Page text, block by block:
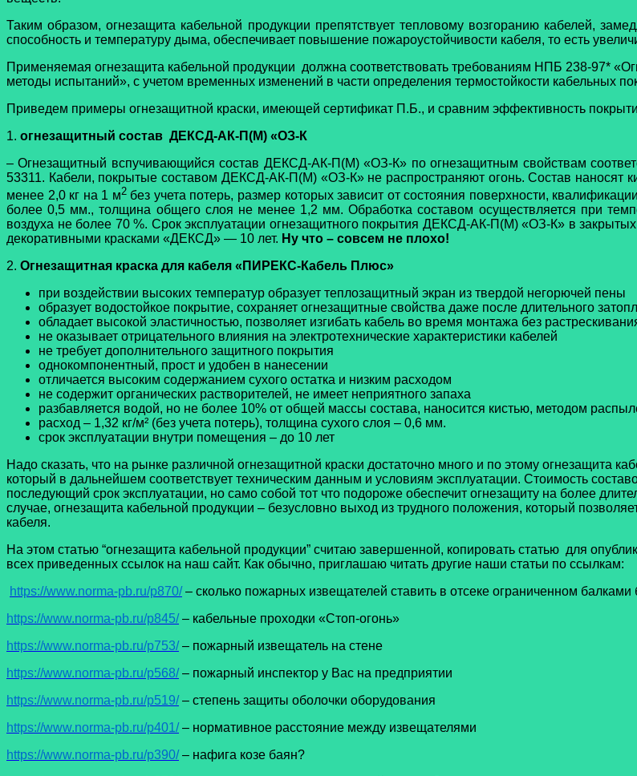
Таким образом, огнезащита кабельной продукции препятствует тепловому возгоранию кабелей,
способность и температуру дыма, обеспечивает повышение пожароустойчивости кабеля, то есть
Применяемая огнезащита кабельной продукции должна соответствовать требованиям НПБ 238-97*
методы испытаний», с учетом временных изменений в части определения термостойкости кабельных
Приведем примеры огнезащитной краски, имеющей сертификат П.Б., и сравним эффективность
1. огнезащитный состав ДЕКСД-АК-П(М) «ОЗ-К
– Огнезащитный вспучивающийся состав ДЕКСД-АК-П(М) «ОЗ-К» по огнезащитным свойствам
53311. Кабели, покрытые составом ДЕКСД-АК-П(М) «ОЗ-К» не распространяют огонь. Состав наносят
менее 2,0 кг на 1 м2без учета потерь, размер которых зависит от состояния поверхности,
более 0,5 мм., толщина общего слоя не менее 1,2 мм. Обработка составом осуществляется при
воздуха не более 70 %. Срок эксплуатации огнезащитного покрытия ДЕКСД-АК-П(М) «ОЗ-К» в
декоративными красками «ДЕКСД» — 10 лет. Ну что – совсем не плохо!
2. Огнезащитная краска для кабеля «ПИРЕКС-Кабель Плюс»
при воздействии высоких температур образует теплозащитный экран из твердой негорючей пены
образует водостойкое покрытие, сохраняет огнезащитные свойства даже после длительного
обладает высокой эластичностью, позволяет изгибать кабель во время монтажа без
не оказывает отрицательного влияния на электротехнические характеристики кабелей
не требует дополнительного защитного покрытия
однокомпонентный, прост и удобен в нанесении
отличается высоким содержанием сухого остатка и низким расходом
не содержит органических растворителей, не имеет неприятного запаха
разбавляется водой, но не более 10% от общей массы состава, наносится кистью, методом
расход – 1,32 кг/м² (без учета потерь), толщина сухого слоя – 0,6 мм.
срок эксплуатации внутри помещения – до 10 лет
Надо сказать, что на рынке различной огнезащитной краски достаточно много и по этому огнезащита
который в дальнейшем соответствует техническим данным и условиям эксплуатации. Стоимость
последующий срок эксплуатации, но само собой тот что подороже обеспечит огнезащиту на более
случае, огнезащита кабельной продукции – безусловно выход из трудного положения, который
кабеля.
На этом статью “огнезащита кабельной продукции” считаю завершенной, копировать статью для
всех приведенных ссылок на наш сайт. Как обычно, приглашаю читать другие наши статьи по ссылкам:
https://www.norma-pb.ru/p870/– сколько пожарных извещателей ставить в отсеке ограниченном балками
https://www.norma-pb.ru/p845/– кабельные проходки «Стоп-огонь»
https://www.norma-pb.ru/p753/– пожарный извещатель на стене
https://www.norma-pb.ru/p568/– пожарный инспектор у Вас на предприятии
https://www.norma-pb.ru/p519/– степень защиты оболочки оборудования
https://www.norma-pb.ru/p401/– нормативное расстояние между извещателями
https://www.norma-pb.ru/p390/– нафига козе баян?